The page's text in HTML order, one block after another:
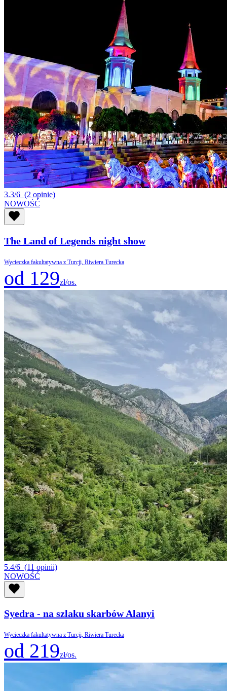
3.3/6 (2 opinie)
NOWOŚĆ
The Land of Legends night show
Wycieczka fakultatywna z Turcji, Riwiera Turecka
od 129zł/os.
5.4/6 (11 opinii)
NOWOŚĆ
Syedra - na szlaku skarbów Alanyi
Wycieczka fakultatywna z Turcji, Riwiera Turecka
od 219zł/os.